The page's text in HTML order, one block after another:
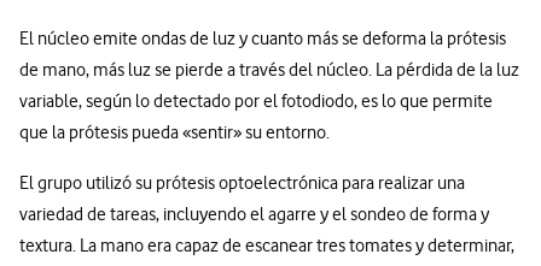
El núcleo emite ondas de luz y cuanto más se deforma la prótesis
de mano, más luz se pierde a través del núcleo. La pérdida de la luz
variable, según lo detectado por el fotodiodo, es lo que permite
que la prótesis pueda «sentir» su entorno.
El grupo utilizó su prótesis optoelectrónica para realizar una
variedad de tareas, incluyendo el agarre y el sondeo de forma y
textura. La mano era capaz de escanear tres tomates y determinar,